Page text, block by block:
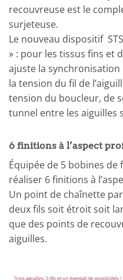
recouvreuse est le
surjeteuse.
Le nouveau dispositif
» : pour les tissus fins et
ajuste la
la tension du fil de
tension du boucleur, de
tunnel entre les aiguilles
6 finitions à l’aspect
Équipée de 5 bobines
réaliser 6 finitions à
Un point de chaînette
deux fils soit étroit soit
que des points de
aiguilles.